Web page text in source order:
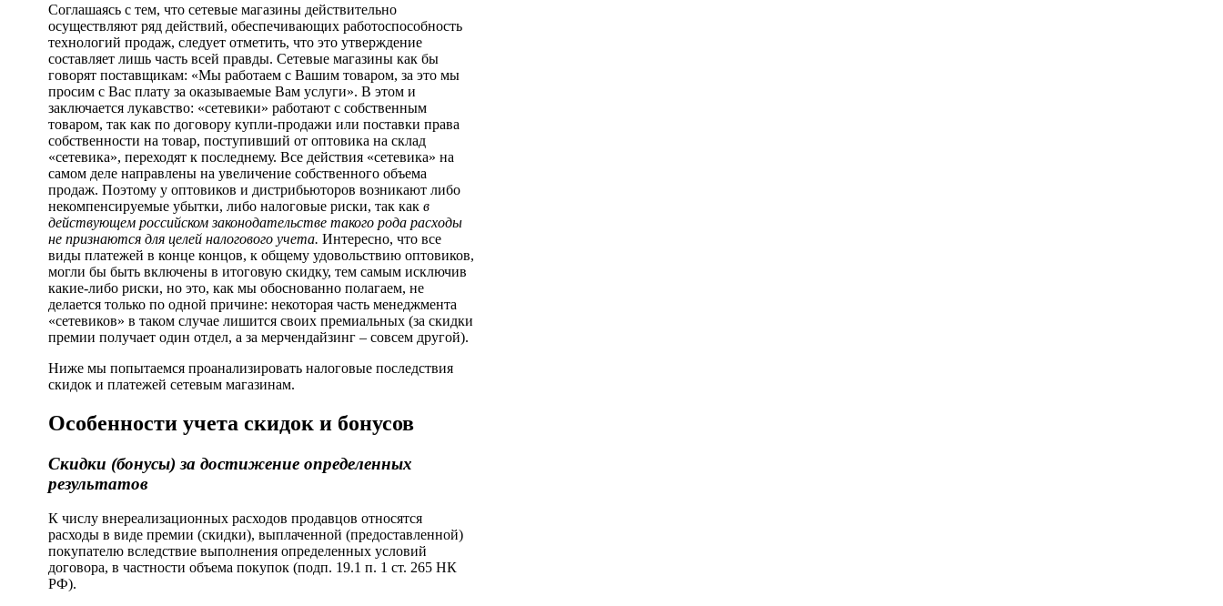
Соглашаясь с тем, что сетевые магазины действительно
осуществляют ряд действий, обеспечивающих работоспособность
технологий продаж, следует отметить, что это утверждение
составляет лишь часть всей правды. Сетевые магазины как бы
говорят поставщикам: «Мы работаем с Вашим товаром, за это мы
просим с Вас плату за оказываемые Вам услуги». В этом и
заключается лукавство: «сетевики» работают с собственным
товаром, так как по договору купли-продажи или поставки права
собственности на товар, поступивший от оптовика на склад
«сетевика», переходят к последнему. Все действия «сетевика» на
самом деле направлены на увеличение собственного объема
продаж. Поэтому у оптовиков и дистрибьюторов возникают либо
некомпенсируемые убытки, либо налоговые риски, так как в
действующем российском законодательстве такого рода расходы
не признаются для целей налогового учета. Интересно, что все
виды платежей в конце концов, к общему удовольствию оптовиков,
могли бы быть включены в итоговую скидку, тем самым исключив
какие-либо риски, но это, как мы обоснованно полагаем, не
делается только по одной причине: некоторая часть менеджмента
«сетевиков» в таком случае лишится своих премиальных (за скидки
премии получает один отдел, а за мерчендайзинг – совсем другой).
Ниже мы попытаемся проанализировать налоговые последствия
скидок и платежей сетевым магазинам.
Особенности учета скидок и бонусов
Скидки (бонусы) за достижение определенных
результатов
К числу внереализационных расходов продавцов относятся
расходы в виде премии (скидки), выплаченной (предоставленной)
покупателю вследствие выполнения определенных условий
договора, в частности объема покупок (подп. 19.1 п. 1 ст. 265 НК
РФ).